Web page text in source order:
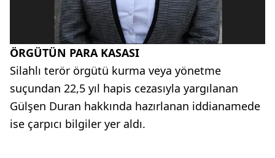
ÖRGÜTÜN PARA KASASI
Silahlı terör örgütü kurma veya yönetme
suçundan 22,5 yıl hapis cezasıyla yargılanan
Gülşen Duran hakkında hazırlanan iddianamede
ise çarpıcı bilgiler yer aldı.